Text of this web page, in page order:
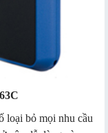
loại bỏ mọi nhu cầu